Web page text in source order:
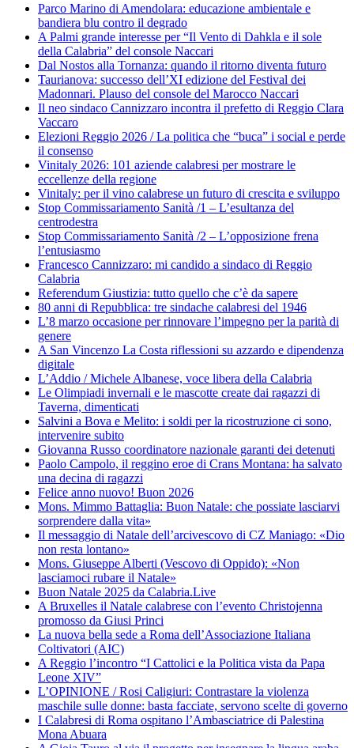
Parco Marino di Amendolara: educazione ambientale e
bandiera blu contro il degrado
A Palmi grande interesse per “Il Vento di Dahkla e il sole
della Calabria” del console Naccari
Dal Nostos alla Tornanza: quando il ritorno diventa futuro
Taurianova: successo dell’XI edizione del Festival dei
Madonnari. Plauso del console del Marocco Naccari
Il neo sindaco Cannizzaro incontra il prefetto di Reggio Clara
Vaccaro
Elezioni Reggio 2026 / La politica che “buca” i social e perde
il consenso
Vinitaly 2026: 101 aziende calabresi per mostrare le
eccellenze della regione
Vinitaly: per il vino calabrese un futuro di crescita e sviluppo
Stop Commissariamento Sanità /1 – L’esultanza del
centrodestra
Stop Commissariamento Sanità /2 – L’opposizione frena
l’entusiasmo
Francesco Cannizzaro: mi candido a sindaco di Reggio
Calabria
Referendum Giustizia: tutto quello che c’è da sapere
80 anni di Repubblica: tre sindache calabresi del 1946
L’8 marzo occasione per rinnovare l’impegno per la parità di
genere
A San Vincenzo La Costa riflessioni su azzardo e dipendenza
digitale
L’Addio / Michele Albanese, voce libera della Calabria
Le Olimpiadi invernali e le mascotte create dai ragazzi di
Taverna, dimenticati
Salvini a Bova e Melito: i soldi per la ricostruzione ci sono,
intervenire subito
Giovanna Russo coordinatore nazionale garanti dei detenuti
Paolo Campolo, il reggino eroe di Crans Montana: ha salvato
una decina di ragazzi
Felice anno nuovo! Buon 2026
Mons. Mimmo Battaglia: Buon Natale: che possiate lasciarvi
sorprendere dalla vita»
Il messaggio di Natale dell’arcivescovo di CZ Maniago: «Dio
non resta lontano»
Mons. Giuseppe Alberti (Vescovo di Oppido): «Non
lasciamoci rubare il Natale»
Buon Natale 2025 da Calabria.Live
A Bruxelles il Natale calabrese con l’evento Christojenna
promosso da Giusi Princi
La nuova bella sede a Roma dell’Associazione Italiana
Coltivatori (AIC)
A Reggio l’incontro “I Cattolici e la Politica vista da Papa
Leone XIV”
L’OPINIONE / Rosi Caligiuri: Contrastare la violenza
maschile sulle donne: basta facciate, servono scelte di governo
I Calabresi di Roma ospitano l’Ambasciatrice di Palestina
Mona Abuara